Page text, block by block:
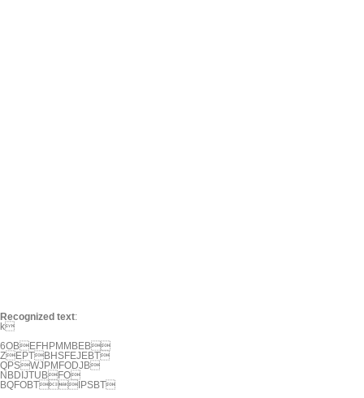
Recognized text:
k
6OBEFHPMMBEB
ZEPTBHSFEJEBT
QPSWJPMFODJB
NBDIJTUBFO
BQFOBTIPSBT